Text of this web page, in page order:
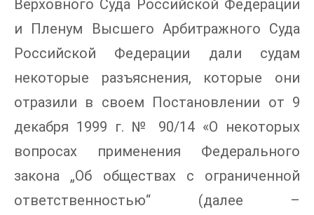
Верховного Суда Российской Федерации
и Пленум Высшего Арбитражного Суда
Российской Федерации дали судам
некоторые разъяснения, которые они
отразили в своем Постановлении от 9
декабря 1999 г. № 90/14 «О некоторых
вопросах применения Федерального
закона „Об обществах с ограниченной
ответственностью“ (далее –